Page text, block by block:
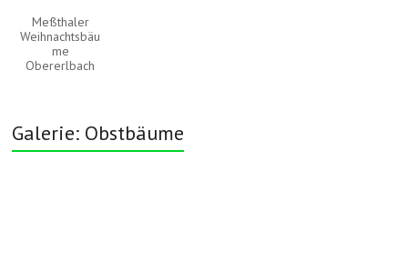
Meßthaler
Weihnachtsbäu
me
Obererlbach
Galerie: Obstbäume